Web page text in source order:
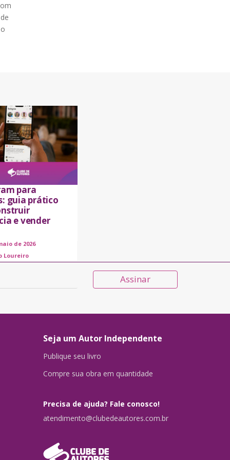
para
guia prático
e vender
de 2026
Loureiro
Assinar
Seja um Autor Independente
Publique seu livro
Compre sua obra em quantidade
Precisa de ajuda? Fale conosco!
atendimento@clubedeautores.com.br